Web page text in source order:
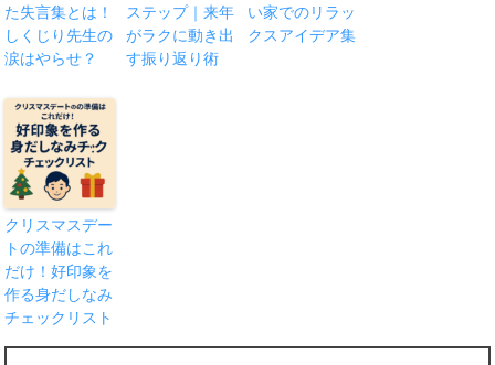
た失言集とは！
しくじり先生の
涙はやらせ？
ステップ｜来年
がラクに動き出
す振り返り術
い家でのリラッ
クスアイデア集
クリスマスデー
トの準備はこれ
だけ！好印象を
作る身だしなみ
チェックリスト